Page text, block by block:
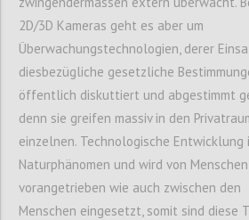
und andere metrische
gewöhnlichen 2D-Kameras zu
Einsatz kommen hierbei
Algorithmen,
datenschutzkonform.
Wir konnten das bereits auf
internationalen Konferenzen
(ACM
IROS) https://youtu.be/
2D/3D Kameras geht es aber um
Überwachungstechnologien, derer
diesbezügliche gesetzliche
öffentlich diskuttiert und abgestimmt
denn sie greifen massiv in den
einzelnen. Technologische Entwicklung
Naturphänomen und wird von Menschen
vorangetrieben wie auch zwischen den
Menschen eingesetzt, somit sind diese